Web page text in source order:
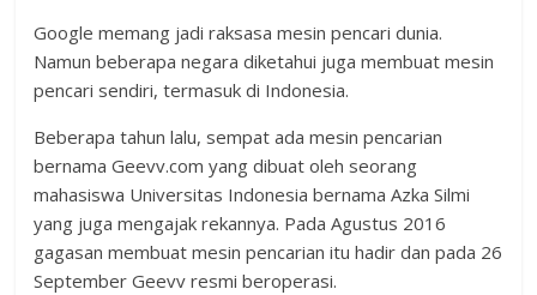
Google memang jadi raksasa mesin pencari dunia.
Namun beberapa negara diketahui juga membuat mesin
pencari sendiri, termasuk di Indonesia.
Beberapa tahun lalu, sempat ada mesin pencarian
bernama Geevv.com yang dibuat oleh seorang
mahasiswa Universitas Indonesia bernama Azka Silmi
yang juga mengajak rekannya. Pada Agustus 2016
gagasan membuat mesin pencarian itu hadir dan pada 26
September Geevv resmi beroperasi.